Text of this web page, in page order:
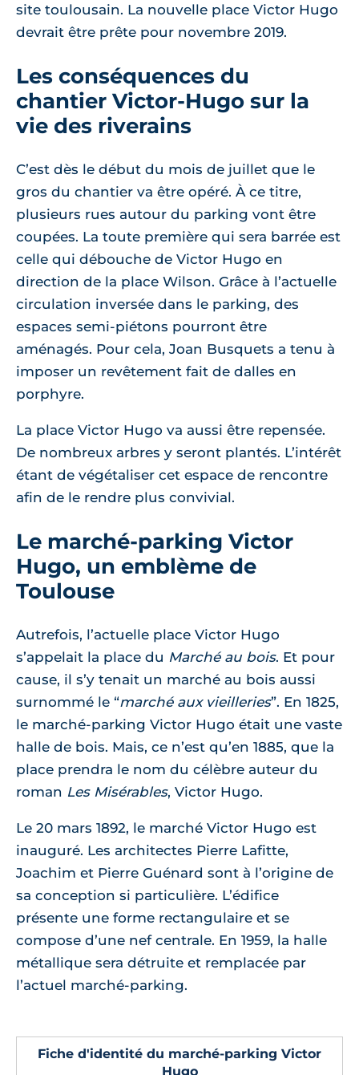
site toulousain. La nouvelle place Victor Hugo
devrait être prête pour novembre 2019.
Les conséquences du
chantier Victor-Hugo sur la
vie des riverains
C’est dès le début du mois de juillet que le
gros du chantier va être opéré. À ce titre,
plusieurs rues autour du parking vont être
coupées. La toute première qui sera barrée est
celle qui débouche de Victor Hugo en
direction de la place Wilson. Grâce à l’actuelle
circulation inversée dans le parking, des
espaces semi-piétons pourront être
aménagés. Pour cela, Joan Busquets a tenu à
imposer un revêtement fait de dalles en
porphyre.
La place Victor Hugo va aussi être repensée.
De nombreux arbres y seront plantés. L’intérêt
étant de végétaliser cet espace de rencontre
afin de le rendre plus convivial.
Le marché-parking Victor
Hugo, un emblème de
Toulouse
Autrefois, l’actuelle place Victor Hugo
s’appelait la place du Marché au bois. Et pour
cause, il s’y tenait un marché au bois aussi
surnommé le “marché aux vieilleries”. En 1825,
le marché-parking Victor Hugo était une vaste
halle de bois. Mais, ce n’est qu’en 1885, que la
place prendra le nom du célèbre auteur du
roman Les Misérables, Victor Hugo.
Le 20 mars 1892, le marché Victor Hugo est
inauguré. Les architectes Pierre Lafitte,
Joachim et Pierre Guénard sont à l’origine de
sa conception si particulière. L’édifice
présente une forme rectangulaire et se
compose d’une nef centrale. En 1959, la halle
métallique sera détruite et remplacée par
l’actuel marché-parking.
Fiche d'identité du marché-parking Victor
Hugo